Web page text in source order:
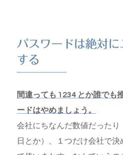
パスワードは絶対
する
間違っても 1234 とか誰でも
ードはやめましょう。
会社にちなんだ数値だったり
日とか）、１つだけ会社で